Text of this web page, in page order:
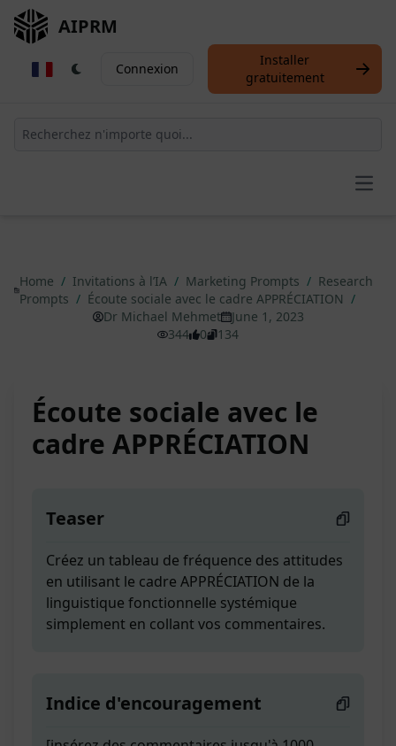
AIPRM
Connexion
Installer
gratuitement
Home / Invitations à l’IA / Marketing Prompts / Research
Prompts / Écoute sociale avec le cadre APPRÉCIATION /
Dr Michael Mehmet
June 1, 2023
344
0 134
Écoute sociale avec le
cadre APPRÉCIATION
Teaser
Créez un tableau de fréquence des attitudes
en utilisant le cadre APPRÉCIATION de la
linguistique fonctionnelle systémique
simplement en collant vos commentaires.
Indice d'encouragement